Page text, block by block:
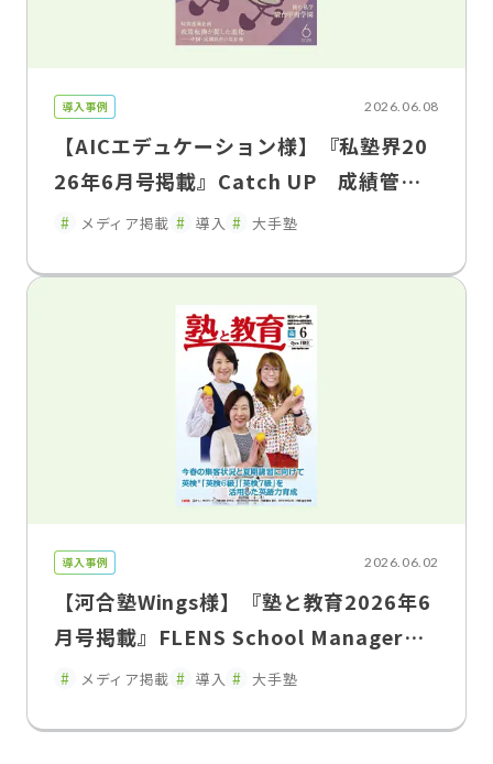
導入事例 2026.06.08
【AICエデュケーション様】『私塾界20
26年6月号掲載』Catch UP 成績管理
を「集める」から「活かす」へ「FLENS
のコミュニケーション
メディア掲載 導入 大手塾
導入事例 2026.06.02
【河合塾Wings様】『塾と教育2026年6
月号掲載』FLENS School Managerに
よる教室運営改革入退室連絡の遅延を解
向コミュニケーション"
メディア掲載 導入 大手塾